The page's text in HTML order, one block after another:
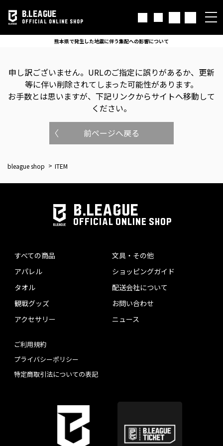
B.LEAGUE
OFFICIAL ONLINE SHOP
熊本県で発生した地震に伴う集配への影響について
申し訳ございません。 URLのご指定に誤りがあるか、更新
等に伴い削除されてしまった可能性があります。
お手数とは思いますが、下記リンクからサイトへ移動して
ください。
前ページへ戻る
bleague shop ITEM
B.LEAGUE
OFFICIAL ONLINE SHOP
すべての商品
アパレル
タオル
観戦グッズ
アクセサリー
文具・その他
ショッピングガイド
配送会社について
お問い合わせ
ニュース
ご利用規約
プライバシーポリシー
特定商取引法についての表記